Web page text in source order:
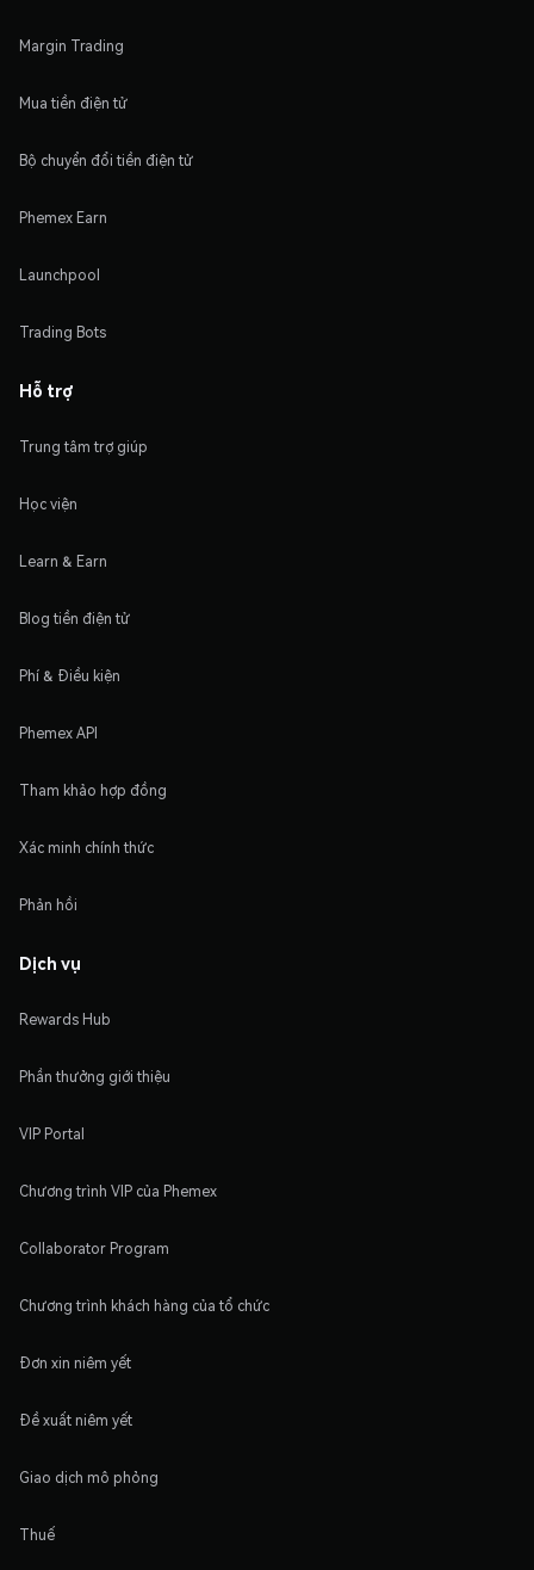
Margin Trading
Mua tiền điện tử
Bộ chuyển đổi tiền điện tử
Phemex Earn
Launchpool
Trading Bots
Hỗ trợ
Trung tâm trợ giúp
Học viện
Learn & Earn
Blog tiền điện tử
Phí & Điều kiện
Phemex API
Tham khảo hợp đồng
Xác minh chính thức
Phản hồi
Dịch vụ
Rewards Hub
Phần thưởng giới thiệu
VIP Portal
Chương trình VIP của Phemex
Collaborator Program
Chương trình khách hàng của tổ chức
Đơn xin niêm yết
Đề xuất niêm yết
Giao dịch mô phỏng
Thuế